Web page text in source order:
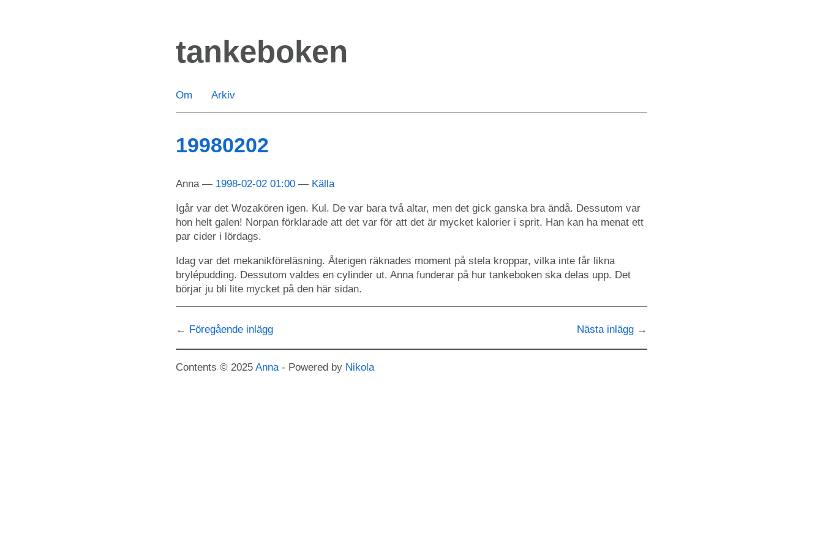
tankeboken
Om Arkiv
19980202
Anna 1998-02-02 01:00 Källa
Igår var det Wozakören igen. Kul. De var bara två altar, men det gick ganska bra ändå. Dessutom var
hon helt galen! Norpan förklarade att det var för att det är mycket kalorier i sprit. Han kan ha menat ett
par cider i lördags.
Idag var det mekanikföreläsning. Återigen räknades moment på stela kroppar, vilka inte får likna
brylépudding. Dessutom valdes en cylinder ut. Anna funderar på hur tankeboken ska delas upp. Det
börjar ju bli lite mycket på den här sidan.
Föregående inlägg Nästa inlägg
Contents © 2025 Anna - Powered by Nikola